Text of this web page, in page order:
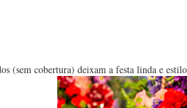
(sem cobertura) deixam a festa linda e